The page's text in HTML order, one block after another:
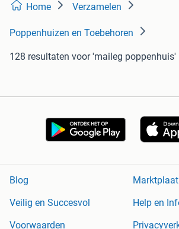
Home Verzamelen
Poppenhuizen en Toebehoren
128 resultaten voor 'maileg poppenhuis'
Blog
Veilig en Succesvol
Help en
Voorwaarden